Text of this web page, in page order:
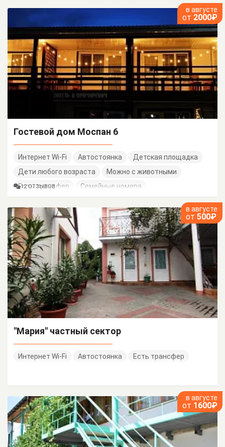
в августе
от 2000₽
Гостевой дом Моспан 6
Интернет Wi-Fi Автостоянка
Детская площадка
Дети любого возраста
Можно с животными
Есть трансфер
Семейные номера
12 ОТЗЫВОВ
в августе
от 500₽
"Мария" частный сектор
Интернет Wi-Fi Автостоянка Есть трансфер
в августе
от 1600₽